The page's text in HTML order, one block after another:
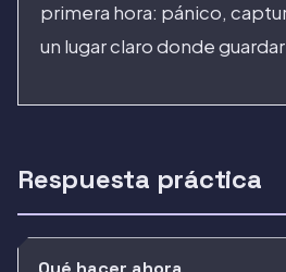
primera hora: pánico,
un lugar claro donde
Respuesta práctica